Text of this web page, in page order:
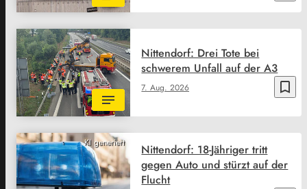
bookmark_border
7. Aug. 2026
Nittendorf: Drei Tote bei
schwerem Unfall auf der A3
KI generiert
Nittendorf: 18-Jähriger tritt
gegen Auto und stürzt auf der
Flucht